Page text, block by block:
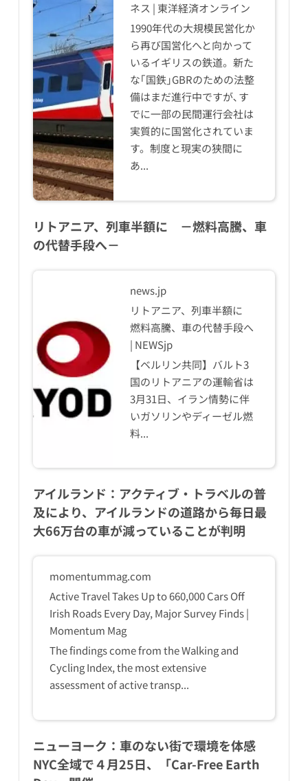
ネス | 東洋経済オンライン
1990年代の大規模民営化か
ら再び国営化へと向かって
いるイギリスの鉄道。新た
な｢国鉄｣GBRのための法整
備はまだ進行中ですが､す
でに一部の民間運行会社は
実質的に国営化されていま
す。制度と現実の狭間に
あ...
リトアニア、列車半額に －燃料高騰、車
の代替手段へ－
news.jp
リトアニア、列車半額に
燃料高騰、車の代替手段へ
| NEWSjp
【ベルリン共同】バルト3
国のリトアニアの運輸省は
3月31日、イラン情勢に伴
いガソリンやディーゼル燃
料...
アイルランド：アクティブ・トラベルの普
及により、アイルランドの道路から毎日最
大66万台の車が減っていることが判明
momentummag.com
Active Travel Takes Up to 660,000 Cars Off
Irish Roads Every Day, Major Survey Finds |
Momentum Mag
The findings come from the Walking and
Cycling Index, the most extensive
assessment of active transp...
ニューヨーク：車のない街で環境を体感
NYC全域で４月25日、「Car-Free Earth